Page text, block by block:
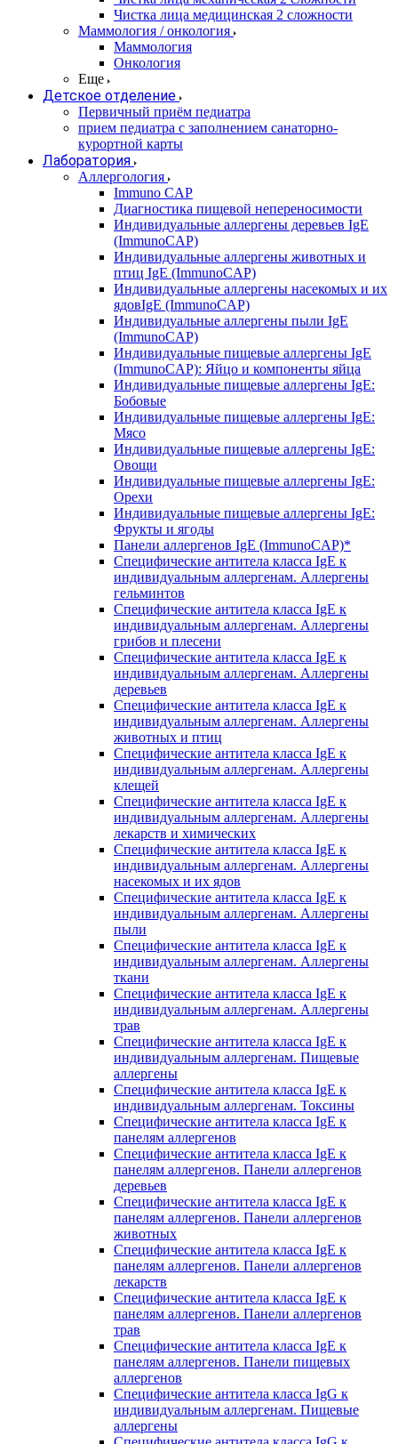
Чистка лица медицинская 2 сложности
Маммология / онкология
Маммология
Онкология
Еще
Детское отделение
Первичный приём педиатра
прием педиатра с заполнением санаторно-
курортной карты
Лаборатория
Аллергология
Immuno CAP
Диагностика пищевой непереносимости
Индивидуальные аллергены деревьев IgE
(ImmunoCAP)
Индивидуальные аллергены животных и
птиц IgE (ImmunoCAP)
Индивидуальные аллергены насекомых и их
ядовIgE (ImmunoCAP)
Индивидуальные аллергены пыли IgE
(ImmunoCAP)
Индивидуальные пищевые аллергены IgE
(ImmunoCAP): Яйцо и компоненты яйца
Индивидуальные пищевые аллергены IgE:
Бобовые
Индивидуальные пищевые аллергены IgE:
Мясо
Индивидуальные пищевые аллергены IgE:
Овощи
Индивидуальные пищевые аллергены IgE:
Орехи
Индивидуальные пищевые аллергены IgE:
Фрукты и ягоды
Панели аллергенов IgE (ImmunoCAP)*
Специфические антитела класса IgE к
индивидуальным аллергенам. Аллергены
гельминтов
Специфические антитела класса IgE к
индивидуальным аллергенам. Аллергены
грибов и плесени
Специфические антитела класса IgE к
индивидуальным аллергенам. Аллергены
деревьев
Специфические антитела класса IgE к
индивидуальным аллергенам. Аллергены
животных и птиц
Специфические антитела класса IgE к
индивидуальным аллергенам. Аллергены
клещей
Специфические антитела класса IgE к
индивидуальным аллергенам. Аллергены
лекарств и химических
Специфические антитела класса IgE к
индивидуальным аллергенам. Аллергены
насекомых и их ядов
Специфические антитела класса IgE к
индивидуальным аллергенам. Аллергены
пыли
Специфические антитела класса IgE к
индивидуальным аллергенам. Аллергены
ткани
Специфические антитела класса IgE к
индивидуальным аллергенам. Аллергены
трав
Специфические антитела класса IgE к
индивидуальным аллергенам. Пищевые
аллергены
Специфические антитела класса IgE к
индивидуальным аллергенам. Токсины
Специфические антитела класса IgE к
панелям аллергенов
Специфические антитела класса IgE к
панелям аллергенов. Панели аллергенов
деревьев
Специфические антитела класса IgE к
панелям аллергенов. Панели аллергенов
животных
Специфические антитела класса IgE к
панелям аллергенов. Панели аллергенов
лекарств
Специфические антитела класса IgE к
панелям аллергенов. Панели аллергенов
трав
Специфические антитела класса IgE к
панелям аллергенов. Панели пищевых
аллергенов
Специфические антитела класса IgG к
индивидуальным аллергенам. Пищевые
аллергены